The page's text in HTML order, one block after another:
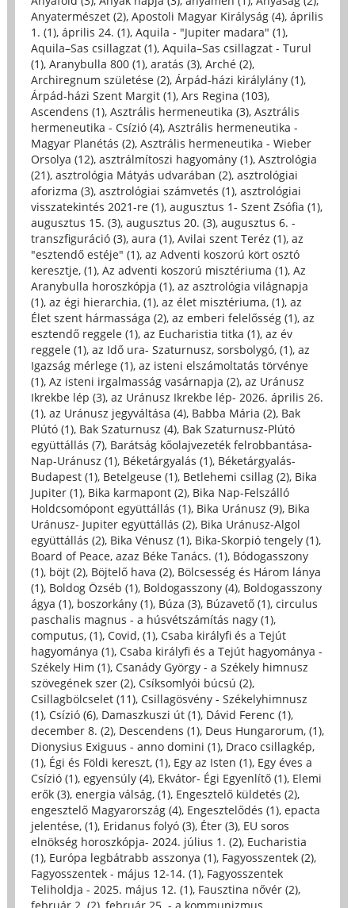
Anyatermészet (2), Apostoli Magyar Királyság (4), április
1. (1), április 24. (1), Aquila - "Jupiter madara" (1),
Aquila–Sas csillagzat (1), Aquila–Sas csillagzat - Turul
(1), Aranybulla 800 (1), aratás (3), Arché (2),
Archiregnum születése (2), Árpád-házi királylány (1),
Árpád-házi Szent Margit (1), Ars Regina (103),
Ascendens (1), Asztrális hermeneutika (3), Asztrális
hermeneutika - Csízió (4), Asztrális hermeneutika -
Magyar Planétás (2), Asztrális hermeneutika - Wieber
Orsolya (12), asztrálmítoszi hagyomány (1), Asztrológia
(21), asztrológia Mátyás udvarában (2), asztrológiai
aforizma (3), asztrológiai számvetés (1), asztrológiai
visszatekintés 2021-re (1), augusztus 1- Szent Zsófia (1),
augusztus 15. (3), augusztus 20. (3), augusztus 6. -
transzfiguráció (3), aura (1), Avilai szent Teréz (1), az
"esztendő estéje" (1), az Adventi koszorú kört osztó
keresztje, (1), Az adventi koszorú misztériuma (1), Az
Aranybulla horoszkópja (1), az asztrológia világnapja
(1), az égi hierarchia, (1), az élet misztériuma, (1), az
Élet szent hármassága (2), az emberi felelősség (1), az
esztendő reggele (1), az Eucharistia titka (1), az év
reggele (1), az Idő ura- Szaturnusz, sorsbolygó, (1), az
Igazság mérlege (1), az isteni elszámoltatás törvénye
(1), Az isteni irgalmasság vasárnapja (2), az Uránusz
Ikrekbe lép (3), az Uránusz Ikrekbe lép- 2026. április 26.
(1), az Uránusz jegyváltása (4), Babba Mária (2), Bak
Plútó (1), Bak Szaturnusz (4), Bak Szaturnusz-Plútó
együttállás (7), Barátság kőolajvezeték felrobbantása-
Nap-Uránusz (1), Béketárgyalás (1), Béketárgyalás-
Budapest (1), Betelgeuse (1), Betlehemi csillag (2), Bika
Jupiter (1), Bika karmapont (2), Bika Nap-Felszálló
Holdcsomópont együttállás (1), Bika Uránusz (9), Bika
Uránusz- Jupiter együttállás (2), Bika Uránusz-Algol
együttállás (2), Bika Vénusz (1), Bika-Skorpió tengely (1),
Board of Peace, azaz Béke Tanács. (1), Bódogasszony
(1), böjt (2), Böjtelő hava (2), Bölcsesség és Három lánya
(1), Boldog Özséb (1), Boldogasszony (4), Boldogasszony
ágya (1), boszorkány (1), Búza (3), Búzavető (1), circulus
paschalis magnus - a húsvétszámítás nagy (1),
computus, (1), Covid, (1), Csaba királyfi és a Tejút
hagyománya (1), Csaba királyfi és a Tejút hagyománya -
Székely Him (1), Csanády György - a Székely himnusz
szövegének szer (2), Csíksomlyói búcsú (2),
Csillagbölcselet (11), Csillagösvény - Székelyhimnusz
(1), Csízió (6), Damaszkuszi út (1), Dávid Ferenc (1),
december 8. (2), Descendens (1), Deus Hungarorum, (1),
Dionysius Exiguus - anno domini (1), Draco csillagkép,
(1), Égi és Földi kereszt, (1), Egy az Isten (1), Egy éves a
Csízió (1), egyensúly (4), Ekvátor- Égi Egyenlítő (1), Elemi
erők (3), energia válság, (1), Engesztelő küldetés (2),
engesztelő Magyarország (4), Engesztelődés (1), epacta
jelentése, (1), Eridanus folyó (3), Éter (3), EU soros
elnökség horoszkópja- 2024. július 1. (2), Eucharistia
(1), Európa legbátrabb asszonya (1), Fagyosszentek (2),
Fagyosszentek - május 12-14. (1), Fagyosszentek
Teliholdja - 2025. május 12. (1), Fausztina nővér (2),